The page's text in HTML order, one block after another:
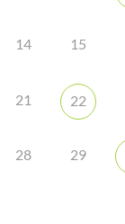
14 15
21 22
28 29